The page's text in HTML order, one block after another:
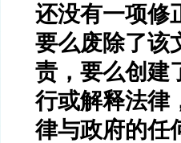
还没有一项修
要么废除了该
责，要么创建
行或解释法律
律与政府的任